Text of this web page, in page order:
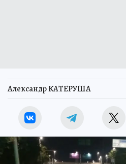
Александр КАТЕРУША